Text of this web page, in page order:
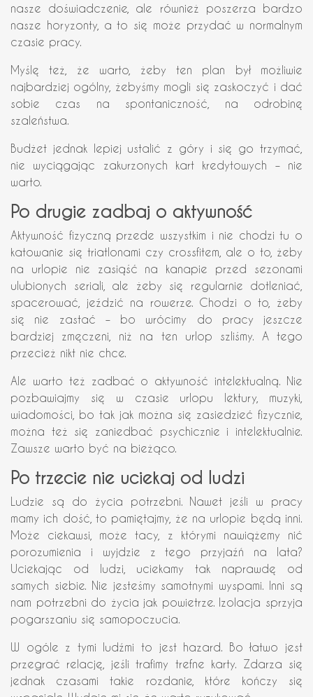
nasze doświadczenie, ale również poszerza bardzo
nasze horyzonty, a to się może przydać w normalnym
czasie pracy.
Myślę też, że warto, żeby ten plan był możliwie
najbardziej ogólny, żebyśmy mogli się zaskoczyć i dać
sobie czas na spontaniczność, na odrobinę
szaleństwa.
Budżet jednak lepiej ustalić z góry i się go trzymać,
nie wyciągając zakurzonych kart kredytowych – nie
warto.
Po drugie zadbaj o aktywność
Aktywność fizyczną przede wszystkim i nie chodzi tu o
katowanie się triatlonami czy crossfitem, ale o to, żeby
na urlopie nie zasiąść na kanapie przed sezonami
ulubionych seriali, ale żeby się regularnie dotleniać,
spacerować, jeździć na rowerze. Chodzi o to, żeby
się nie zastać – bo wrócimy do pracy jeszcze
bardziej zmęczeni, niż na ten urlop szliśmy. A tego
przecież nikt nie chce.
Ale warto też zadbać o aktywność intelektualną. Nie
pozbawiajmy się w czasie urlopu lektury, muzyki,
wiadomości, bo tak jak można się zasiedzieć fizycznie,
można też się zaniedbać psychicznie i intelektualnie.
Zawsze warto być na bieżąco.
Po trzecie nie uciekaj od ludzi
Ludzie są do życia potrzebni. Nawet jeśli w pracy
mamy ich dość, to pamiętajmy, że na urlopie będą inni.
Może ciekawsi, może tacy, z którymi nawiążemy nić
porozumienia i wyjdzie z tego przyjaźń na lata?
Uciekając od ludzi, uciekamy tak naprawdę od
samych siebie. Nie jesteśmy samotnymi wyspami. Inni są
nam potrzebni do życia jak powietrze. Izolacja sprzyja
pogarszaniu się samopoczucia.
W ogóle z tymi ludźmi to jest hazard. Bo łatwo jest
przegrać relację, jeśli trafimy trefne karty. Zdarza się
jednak czasami takie rozdanie, które kończy się